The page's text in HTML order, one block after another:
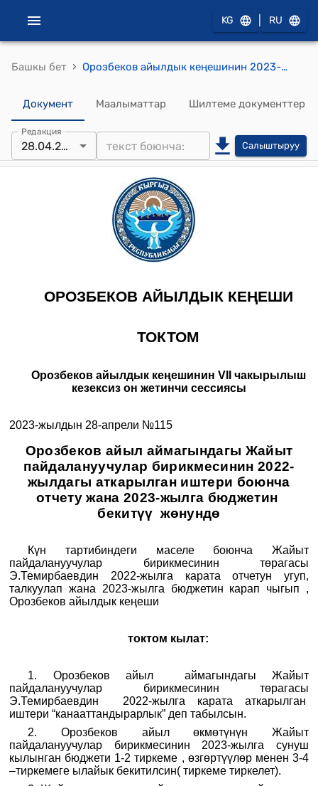
KG RU
Башкы бет › Орозбеков айылдык кеңешинин 2023-жылдын 28-апрелиндеги №115 "Орозбеков айыл аймагындагы Жайыт пайдалануучулар бирикмесинин 2022-жылдагы аткарылган иштери боюнча отчету жана 2023-жылга бюджетин бекитүү жөнундө" токтому
Документ Маалыматтар Шилтеме документтер
Редакция
28.04.2023 Салыштыруу